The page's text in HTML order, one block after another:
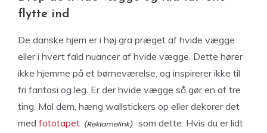
flytte ind
De danske hjem er i høj gra præget af hvide vægge
eller i hvert fald nuancer af hvide vægge. Dette hører
ikke hjemme på et børneværelse, og inspirerer ikke til
fri fantasi og leg. Er der hvide vægge så gør en af tre
ting. Mal dem, hæng wallstickers op eller dekorer det
med fototapet
som dette. Hvis du er lidt